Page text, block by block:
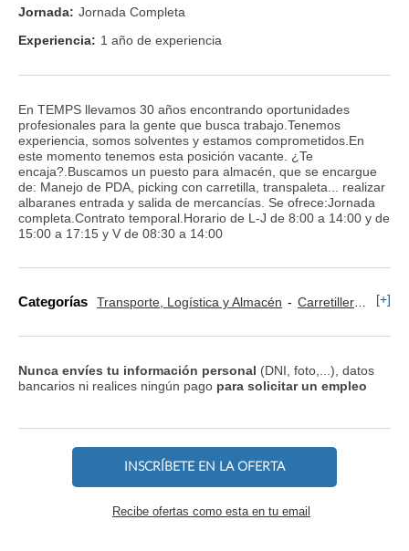
Jornada: Jornada Completa
Experiencia: 1 año de experiencia
En TEMPS llevamos 30 años encontrando oportunidades
profesionales para la gente que busca trabajo.Tenemos
experiencia, somos solventes y estamos comprometidos.En
este momento tenemos esta posición vacante. ¿Te
encaja?.Buscamos un puesto para almacén, que se encargue
de: Manejo de PDA, picking con carretilla, transpaleta... realizar
albaranes entrada y salida de mercancías. Se ofrece:Jornada
completa.Contrato temporal.Horario de L-J de 8:00 a 14:00 y de
15:00 a 17:15 y V de 08:30 a 14:00
Categorías Transporte, Logística y Almacén Carretillero y Puente Grúa [+]
Nunca envíes tu información personal (DNI, foto,...), datos
bancarios ni realices ningún pago para solicitar un empleo
INSCRÍBETE EN LA OFERTA
Recibe ofertas como esta en tu email